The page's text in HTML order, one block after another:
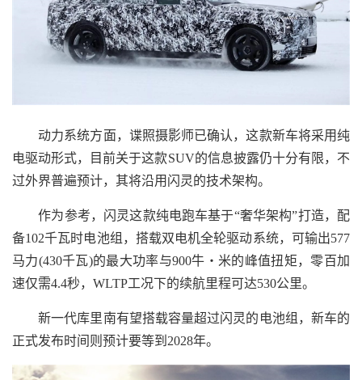
动力系统方面，谍照摄影师已确认，这款新车将采用纯
电驱动形式，目前关于这款SUV的信息披露仍十分有限，不
过外界普遍预计，其将沿用闪灵的技术架构。
作为参考，闪灵这款纯电跑车基于“奢华架构”打造，配
备102千瓦时电池组，搭载双电机全轮驱动系统，可输出577
马力(430千瓦)的最大功率与900牛・米的峰值扭矩，零百加
速仅需4.4秒，WLTP工况下的续航里程可达530公里。
新一代库里南有望搭载容量超过闪灵的电池组，新车的
正式发布时间则预计要等到2028年。